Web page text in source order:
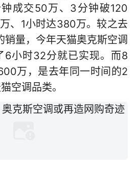
成交50万、3分钟破120
、1小时达380万。较之去
销量，今年天猫奥克斯空调
6小时32分就已实现。而8
万，是去年同一时间的2
空调品类。